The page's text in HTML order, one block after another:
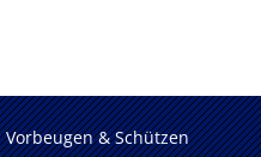
Vorbeugen & Schützen